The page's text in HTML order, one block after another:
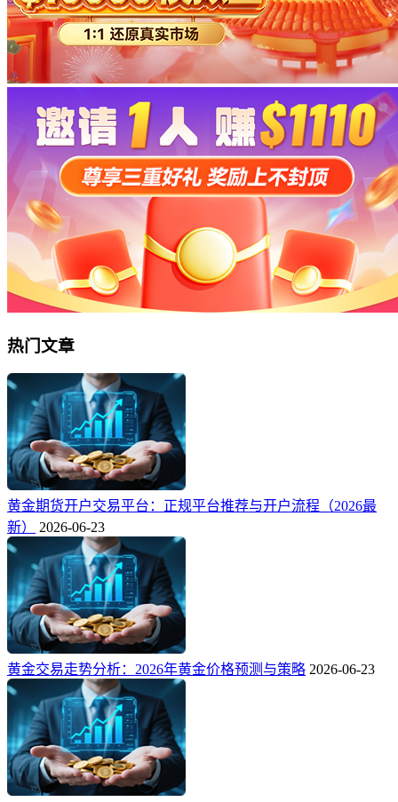
热门文章
黄金期货开户交易平台：正规平台推荐与开户流程（2026最
新）
2026-06-23
黄金交易走势分析：2026年黄金价格预测与策略 2026-06-23